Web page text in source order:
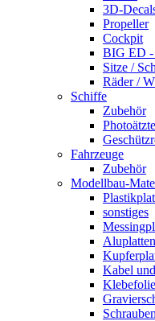
3D-
Propeller
Cockpit
BIG ED -
Sitze /
Räder /
Schiffe
Zubehör
Fahrzeuge
Zubehör
Modellbau-
sonstiges
Kabel